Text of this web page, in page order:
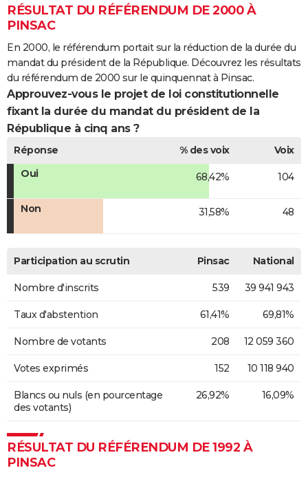
RÉSULTAT DU RÉFÉRENDUM DE 2000 À
PINSAC
En 2000, le référendum portait sur la réduction de la durée du
mandat du président de la République. Découvrez les résultats
du référendum de 2000 sur le quinquennat à Pinsac.
Approuvez-vous le projet de loi constitutionnelle
fixant la durée du mandat du président de la
République à cinq ans ?
Réponse % des voix
Voix
Oui
68,42% 104
Non 31,58% 48
Participation au scrutin Pinsac National
Nombre d'inscrits 539 39 941 943
Taux d'abstention 61,41% 69,81%
Nombre de votants 208 12 059 360
Votes exprimés 152 10 118 940
Blancs ou nuls (en pourcentage
des votants)
26,92% 16,09%
RÉSULTAT DU RÉFÉRENDUM DE 1992 À
PINSAC